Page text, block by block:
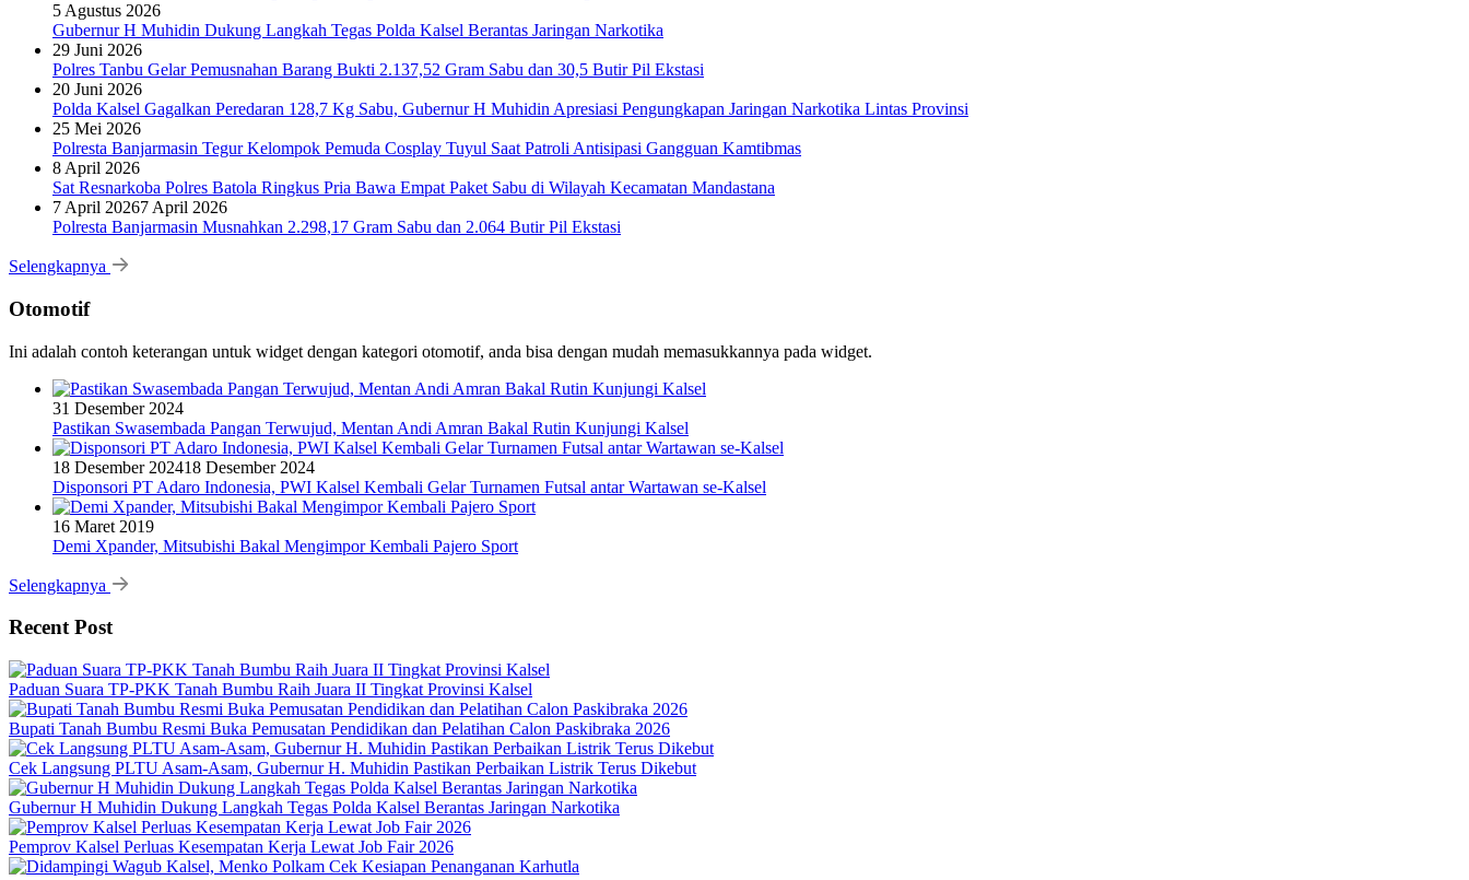
5 Agustus 2026
Gubernur H Muhidin Dukung Langkah Tegas Polda Kalsel Berantas Jaringan Narkotika
29 Juni 2026
Polres Tanbu Gelar Pemusnahan Barang Bukti 2.137,52 Gram Sabu dan 30,5 Butir Pil Ekstasi
20 Juni 2026
Polda Kalsel Gagalkan Peredaran 128,7 Kg Sabu, Gubernur H Muhidin Apresiasi Pengungkapan Jaringan Narkotika Lintas Provinsi
25 Mei 2026
Polresta Banjarmasin Tegur Kelompok Pemuda Cosplay Tuyul Saat Patroli Antisipasi Gangguan Kamtibmas
8 April 2026
Sat Resnarkoba Polres Batola Ringkus Pria Bawa Empat Paket Sabu di Wilayah Kecamatan Mandastana
7 April 20267 April 2026
Polresta Banjarmasin Musnahkan 2.298,17 Gram Sabu dan 2.064 Butir Pil Ekstasi
Selengkapnya
Otomotif
Ini adalah contoh keterangan untuk widget dengan kategori otomotif, anda bisa dengan mudah memasukkannya pada widget.
31 Desember 2024
Pastikan Swasembada Pangan Terwujud, Mentan Andi Amran Bakal Rutin Kunjungi Kalsel
18 Desember 202418 Desember 2024
Disponsori PT Adaro Indonesia, PWI Kalsel Kembali Gelar Turnamen Futsal antar Wartawan se-Kalsel
16 Maret 2019
Demi Xpander, Mitsubishi Bakal Mengimpor Kembali Pajero Sport
Selengkapnya
Recent Post
Paduan Suara TP-PKK Tanah Bumbu Raih Juara II Tingkat Provinsi Kalsel
Bupati Tanah Bumbu Resmi Buka Pemusatan Pendidikan dan Pelatihan Calon Paskibraka 2026
Cek Langsung PLTU Asam-Asam, Gubernur H. Muhidin Pastikan Perbaikan Listrik Terus Dikebut
Gubernur H Muhidin Dukung Langkah Tegas Polda Kalsel Berantas Jaringan Narkotika
Pemprov Kalsel Perluas Kesempatan Kerja Lewat Job Fair 2026